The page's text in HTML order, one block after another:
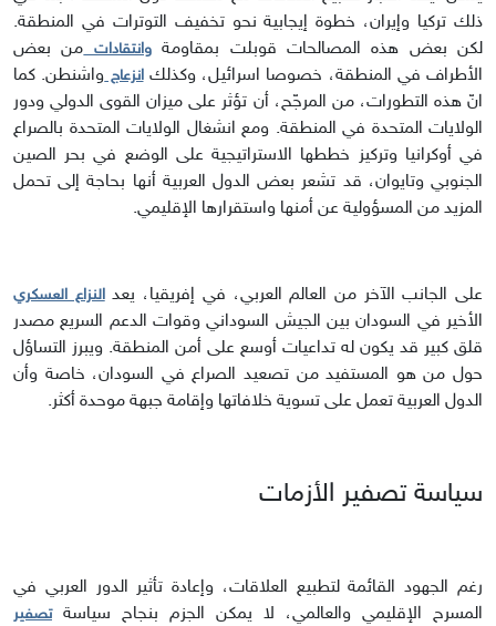
ذلك تركيا وإيران، خطوة إيجابية نحو تخفيف التوترات في المنطقة.
لكن بعض هذه المصالحات قوبلت بمقاومةوانتقادات من بعض
الأطراف في المنطقة، خصوصا اسرائيل، وكذلكانزعاج واشنطن. كما
انّ هذه التطورات، من المرجّح، أن تؤثر على ميزان القوى الدولي ودور
الولايات المتحدة في المنطقة. ومع انشغال الولايات المتحدة بالصراع
في أوكرانيا وتركيز خططها الاستراتيجية على الوضع في بحر الصين
الجنوبي وتايوان، قد تشعر بعض الدول العربية أنها بحاجة إلى تحمل
المزيد من المسؤولية عن أمنها واستقرارها الإقليمي.
على الجانب الآخر من العالم العربي، في إفريقيا، يعدالنزاع العسكري
الأخير في السودان بين الجيش السوداني وقوات الدعم السريع مصدر
قلق كبير قد يكون له تداعيات أوسع على أمن المنطقة. ويبرز التساؤل
حول من هو المستفيد من تصعيد الصراع في السودان، خاصة وأن
الدول العربية تعمل على تسوية خلافاتها وإقامة جبهة موحدة أكثر.
سياسة تصفير الأزمات
رغم الجهود القائمة لتطبيع العلاقات، وإعادة تأثير الدور العربي في
المسرح الإقليمي والعالمي، لا يمكن الجزم بنجاح سياسةتصفير